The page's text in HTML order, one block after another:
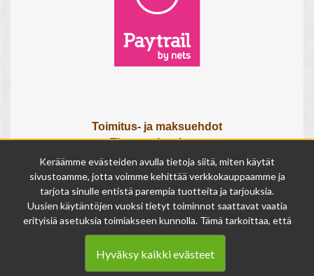
Toimitus- ja maksuehdot
Tietosuojaseloste
Tietoa meistä
Osta lahjakortti
Tilauksen peruutuslomake
Olemme avoinna
ma - pe 9 - 17
la 9 - 14
su suljettu
Keräämme evästeiden avulla tietoja siitä, miten käytät
sivustoamme, jotta voimme kehittää verkkokauppaamme ja
tarjota sinulle entistä parempia tuotteita ja tarjouksia.
Uusien käytäntöjen vuoksi tietyt toiminnot saattavat vaatia
erityisiä asetuksia toimiakseen kunnolla. Tämä tarkoittaa, että
joissakin tapauksissa anonymisoidut tiedot voivat kertyä,
vaikka olisit kieltänyt evästeiden käytön. Näitä tietoja
käytetään ainoastaan palvelumme parantamiseen, eikä niistä
Hyväksy kaikki evästeet